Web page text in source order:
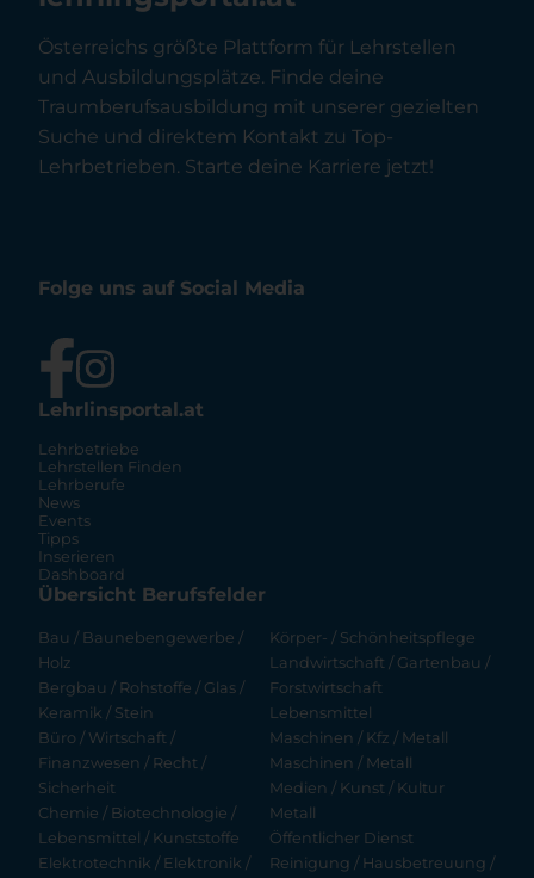
Österreichs größte Plattform für Lehrstellen
und Ausbildungsplätze. Finde deine
Traumberufsausbildung mit unserer gezielten
Suche und direktem Kontakt zu Top-
Lehrbetrieben. Starte deine Karriere jetzt!
Folge uns auf Social Media
Lehrlinsportal.at
Lehrbetriebe
Lehrstellen Finden
Lehrberufe
News
Events
Tipps
Inserieren
Dashboard
Übersicht Berufsfelder
Bau / Baunebengewerbe /
Holz
Bergbau / Rohstoffe / Glas /
Keramik / Stein
Büro / Wirtschaft /
Finanzwesen / Recht /
Sicherheit
Chemie / Biotechnologie /
Lebensmittel / Kunststoffe
Elektrotechnik / Elektronik /
Körper- / Schönheitspflege
Landwirtschaft / Gartenbau /
Forstwirtschaft
Lebensmittel
Maschinen / Kfz / Metall
Maschinen / Metall
Medien / Kunst / Kultur
Metall
Öffentlicher Dienst
Reinigung / Hausbetreuung /